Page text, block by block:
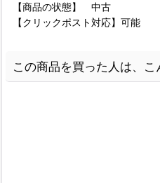
【商品の状態】 中古
【クリックポスト対応】可能
この商品を買った人は、